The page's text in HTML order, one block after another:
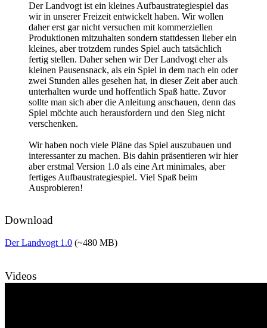
Der Landvogt ist ein kleines Aufbaustrategiespiel das
wir in unserer Freizeit entwickelt haben. Wir wollen
daher erst gar nicht versuchen mit kommerziellen
Produktionen mitzuhalten sondern stattdessen lieber ein
kleines, aber trotzdem rundes Spiel auch tatsächlich
fertig stellen. Daher sehen wir Der Landvogt eher als
kleinen Pausensnack, als ein Spiel in dem nach ein oder
zwei Stunden alles gesehen hat, in dieser Zeit aber auch
unterhalten wurde und hoffentlich Spaß hatte. Zuvor
sollte man sich aber die Anleitung anschauen, denn das
Spiel möchte auch herausfordern und den Sieg nicht
verschenken.
Wir haben noch viele Pläne das Spiel auszubauen und
interessanter zu machen. Bis dahin präsentieren wir hier
aber erstmal Version 1.0 als eine Art minimales, aber
fertiges Aufbaustrategiespiel. Viel Spaß beim
Ausprobieren!
Download
Der Landvogt 1.0 (~480 MB)
Videos